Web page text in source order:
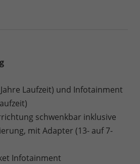
Laufzeit) und Infotainment
schwenkbar inklusive
mit Adapter (13- auf 7-
Infotainment